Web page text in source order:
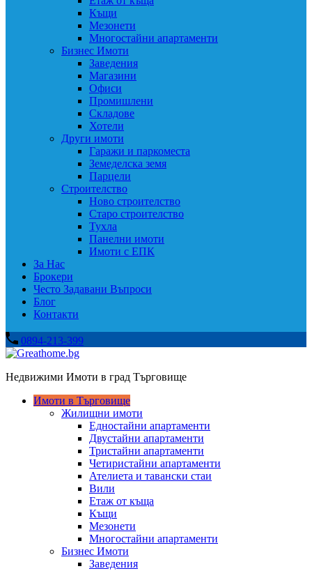
Къщи
Мезонети
Многостайни апартаменти
Бизнес Имоти
Заведения
Магазини
Офиси
Промишлени
Складове
Хотели
Други имоти
Гаражи и паркоместа
Земеделска земя
Парцели
Строителство
Ново строителство
Старо строителство
Тухла
Панелни имоти
Имоти с ЕПК
За Нас
Брокери
Често Задавани Въпроси
Блог
Контакти
0894-213-399
Недвижими Имоти в град Търговище
Имоти в Търговище
Жилищни имоти
Едностайни апартаменти
Двустайни апартаменти
Тристайни апартаменти
Четиристайни апартаменти
Ателиета и тавански стаи
Вили
Етаж от къща
Къщи
Мезонети
Многостайни апартаменти
Бизнес Имоти
Заведения